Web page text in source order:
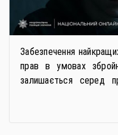
Забезпечення
прав в умовах
залишається серед
застосовується